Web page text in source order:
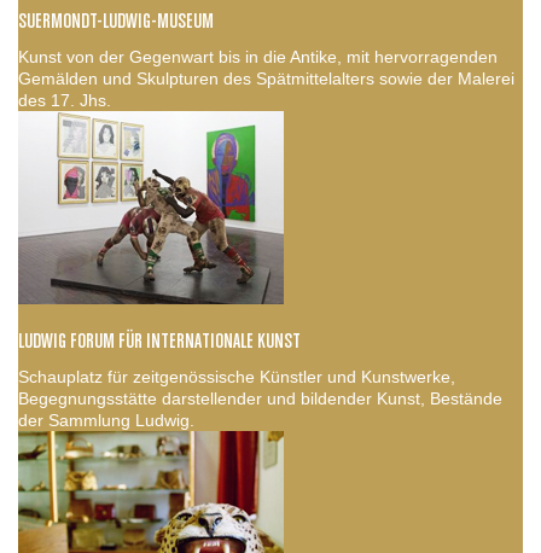
SUERMONDT-LUDWIG-MUSEUM
Kunst von der Gegenwart bis in die Antike, mit hervorragenden
Gemälden und Skulpturen des Spätmittelalters sowie der Malerei
des 17. Jhs.
LUDWIG FORUM FÜR INTERNATIONALE KUNST
Schauplatz für zeitgenössische Künstler und Kunstwerke,
Begegnungsstätte darstellender und bildender Kunst, Bestände
der Sammlung Ludwig.